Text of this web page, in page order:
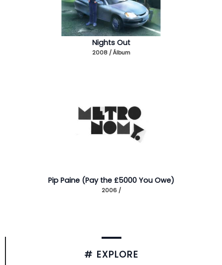
Nights Out
2008 / Álbum
Pip Paine (Pay the £5000 You Owe)
2006 /
# EXPLORE